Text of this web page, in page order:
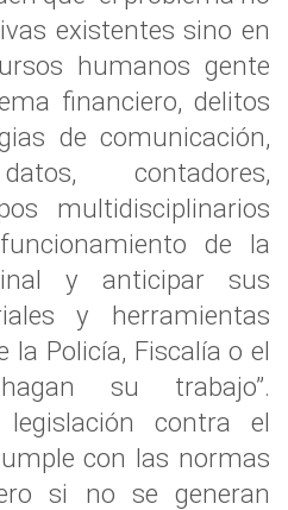
existentes sino en
humanos gente
financiero, delitos
de comunicación,
contadores,
multidisciplinarios
de la
y anticipar sus
y herramientas
la Policía, Fiscalía o el
su trabajo”.
contra el
con las normas
si no se generan